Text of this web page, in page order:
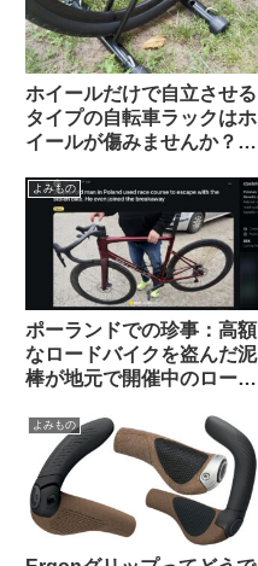
ホイールだけで自立させる
タイプの自転車ラックはホ
イールが傷みませんか？
から）Felgenkiller
よみもの
ポーランドでの珍事：高額
なロードバイクを盗んだ泥
棒が地元で開催中のロード
トンの先頭を引いてしまう
よみもの